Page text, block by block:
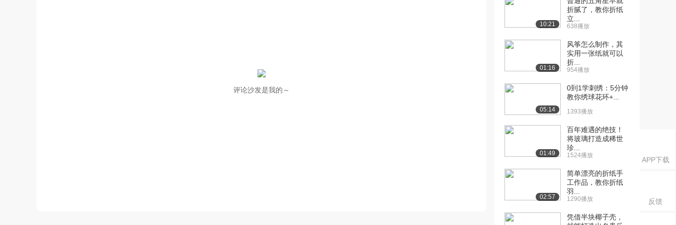
APP下载
反馈
评论沙发是我的～
10:21
折腻了，教你折纸
立...
638播放
01:16
风筝怎么制作，其
实用一张纸就可以
折...
954播放
05:14
0到1学刺绣：5分钟
教你绣球花环+...
1393播放
01:49
百年难遇的绝技！
将玻璃打造成稀世
珍...
1524播放
02:57
简单漂亮的折纸手
工作品，教你折纸
羽...
1290播放
凭借半块椰子壳，